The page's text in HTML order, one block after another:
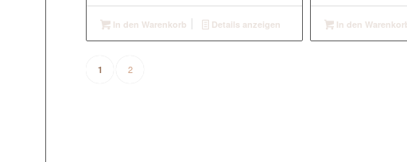
In den Warenkorb Details anzeigen In den
1 2